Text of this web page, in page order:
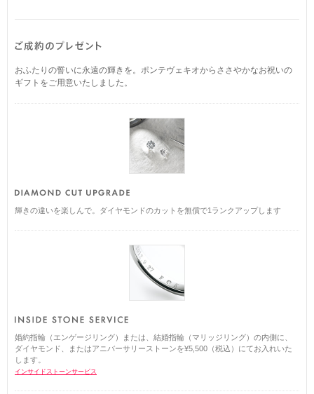
おふたりの誓いに永遠の輝きを。ポンテヴェキオからささやかなお祝いの
ギフトをご用意いたしました。
輝きの違いを楽しんで。ダイヤモンドのカットを無償で1ランクアップします
婚約指輪（エンゲージリング）または、結婚指輪（マリッジリング）の内側に、
ダイヤモンド、またはアニバーサリーストーンを¥5,500（税込）にてお入れいた
します。
インサイドストーンサービス